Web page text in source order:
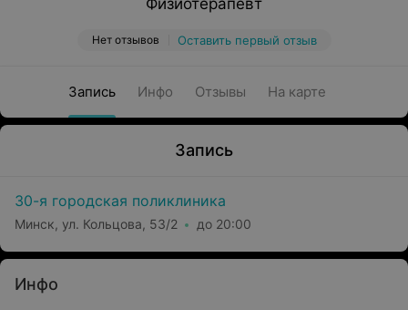
Физиотерапевт
Нет отзывов Оставить первый отзыв
Запись Инфо Отзывы На карте
Запись
30-я городская поликлиника
Минск, ул. Кольцова, 53/2 до 20:00
Инфо